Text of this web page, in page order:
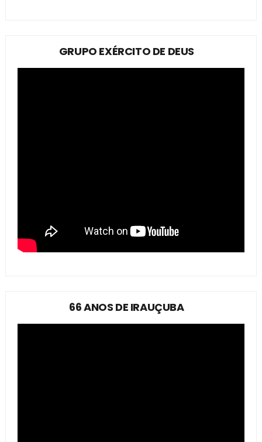
GRUPO EXÉRCITO DE DEUS
66 ANOS DE IRAUÇUBA